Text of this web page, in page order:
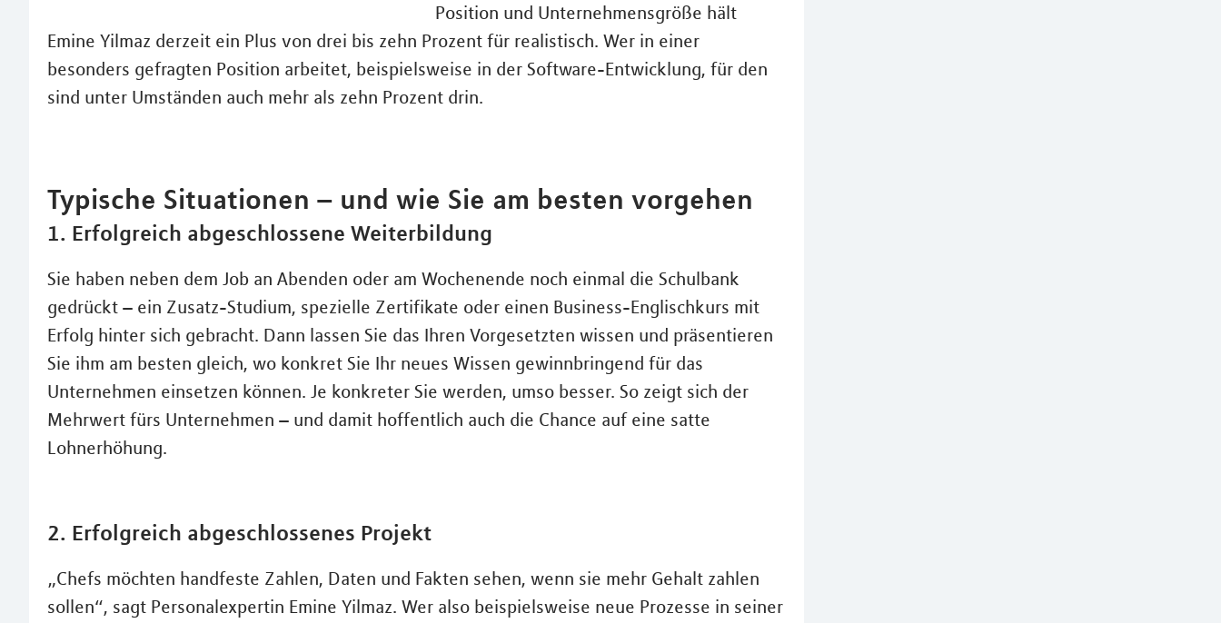
Position und Unternehmensgröße hält
Emine Yilmaz derzeit ein Plus von drei bis zehn Prozent für realistisch. Wer in einer
besonders gefragten Position arbeitet, beispielsweise in der Software-Entwicklung, für den
sind unter Umständen auch mehr als zehn Prozent drin.
Typische Situationen – und wie Sie am besten vorgehen
1. Erfolgreich abgeschlossene Weiterbildung
Sie haben neben dem Job an Abenden oder am Wochenende noch einmal die Schulbank
gedrückt – ein Zusatz-Studium, spezielle Zertifikate oder einen Business-Englischkurs mit
Erfolg hinter sich gebracht. Dann lassen Sie das Ihren Vorgesetzten wissen und präsentieren
Sie ihm am besten gleich, wo konkret Sie Ihr neues Wissen gewinnbringend für das
Unternehmen einsetzen können. Je konkreter Sie werden, umso besser. So zeigt sich der
Mehrwert fürs Unternehmen – und damit hoffentlich auch die Chance auf eine satte
Lohnerhöhung.
2. Erfolgreich abgeschlossenes Projekt
„Chefs möchten handfeste Zahlen, Daten und Fakten sehen, wenn sie mehr Gehalt zahlen
sollen“, sagt Personalexpertin Emine Yilmaz. Wer also beispielsweise neue Prozesse in seiner